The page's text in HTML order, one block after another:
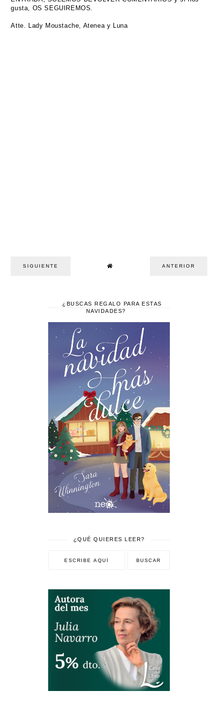
gusta, OS SEGUIREMOS.
Atte. Lady Moustache, Atenea y Luna
SIGUIENTE ANTERIOR
¿BUSCAS REGALO PARA ESTAS
NAVIDADES?
¿QUÉ QUIERES LEER?